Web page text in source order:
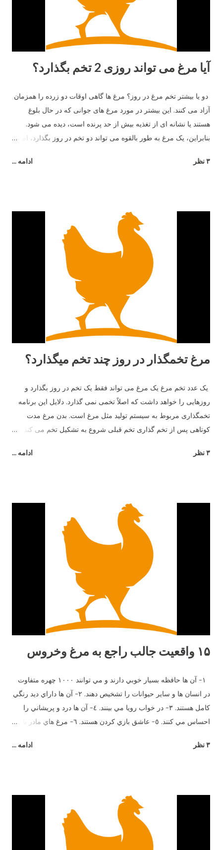
آیا مرغ می تواند روزی 2 تخم بگذارد؟
دو یا بیشتر تخم مرغ در روز؟ مرغ ها گاهی اوقات دو زرده را همزمان
آزاد می کنند. این بیشتر در مورد مرغ های جوانی که در حال بلوغ
هستند یا نشانه ای از تغذیه بیش از حد پرنده است، دیده می شود.
بنابراین، یک مرغ به طور بالقوه می تواند دو تخم در روز بگذارد، اما نه
۳ نظر ادامه ...
مرغ تخمگذار در روز چند تخم میگذارد؟
یک عدد تخم مرغ یک مرغ می تواند فقط یک تخم در روز بگذارد و
روزهایی را خواهد داشت که اصلاً تخمی نمی گذارد. دلایل این برنامه
تخمگذاری مربوط به سیستم تولید مثل مرغ است. بدن مرغ مدت
کوتاهی پس از تخم گذاری تخم قبلی شروع به تشکیل تخم می کند و
۳ نظر ادامه ...
۱۵ واقعیت جالب راجع به مرغ وخروس
١- آن ها حافظه بسيار خوبي دارند و مي توانند ١٠٠٠ چهره متفاوت
در انسان ها و ساير حيوانات را تشخيص دهند. ٢- آن ها داراي ديد رنگي
كامل هستند. ٣- در خواب رويا مي بينند. ٤- آن ها درد و پريشاني را
احساس مي كنند. ٥- عاشق بازي كردن هستند. ٦- مرغ هاي مادر با
بيش از ٣٠ صداي مختلف دارند. هر صداي معني ويژه اي و زبان
وقتي مضطرب مي شوند پَر هايشان مي ريزد. ١٢- نوك آن ها در
صورت جراحت خونريزي مي كند. ١٣- خروس براي جلب توجه مرغ
ميرقصد. ١٤- مرغ هاي مادر معلمان خوبي هستند. آن ها مي توانند به
۳ نظر ادامه ...